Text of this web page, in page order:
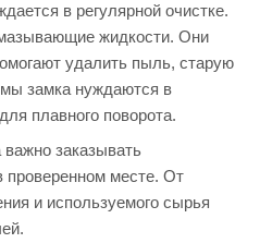
в регулярной очистке.
жидкости. Они
удалить пыль, старую
замка нуждаются в
плавного поворота.
заказывать
проверенном месте. От
и используемого сырья